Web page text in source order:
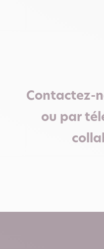
Contactez-
ou par